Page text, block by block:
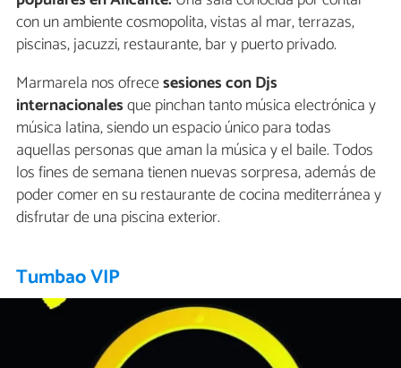
con un ambiente cosmopolita, vistas al mar, terrazas,
piscinas, jacuzzi, restaurante, bar y puerto privado.
Marmarela nos ofrecesesiones con Djs
internacionalesque pinchan tanto música electrónica y
música latina, siendo un espacio único para todas
aquellas personas que aman la música y el baile. Todos
los fines de semana tienen nuevas sorpresa, además de
poder comer en su restaurante de cocina mediterránea y
disfrutar de una piscina exterior.
Tumbao VIP